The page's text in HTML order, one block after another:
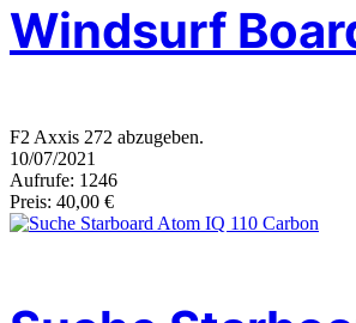
Windsurf
F2 Axxis 272 abzugeben.
10/07/2021
Aufrufe: 1246
Preis: 40,00 €